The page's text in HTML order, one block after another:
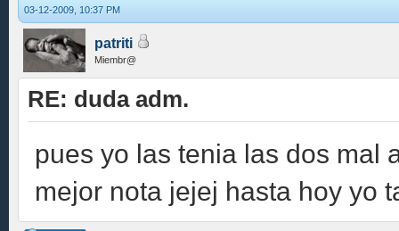
03-12-2009, 10:37 PM
patriti
Miembr@
RE: duda adm.
pues yo las tenia las dos mal
mejor nota jejej hasta hoy yo